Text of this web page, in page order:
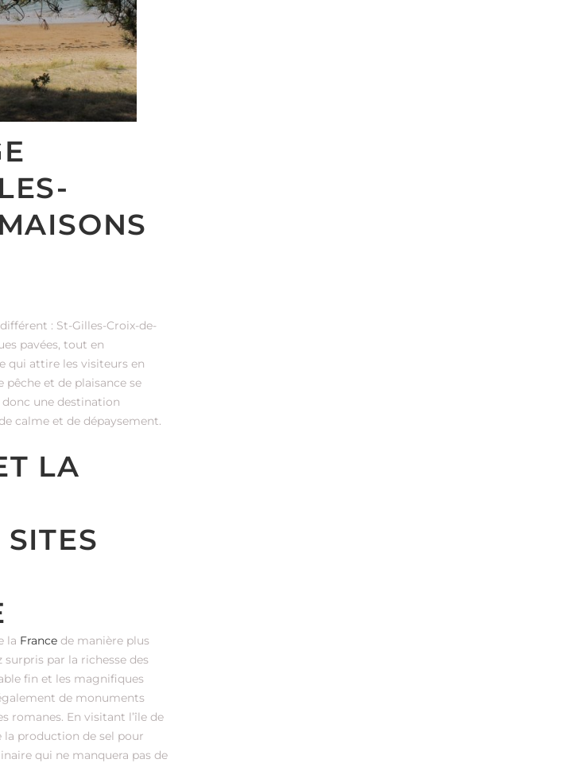
: St-Gilles-Croix-de-
pavées, tout en
qui attire les visiteurs en
pêche et de plaisance se
une destination
calme et de dépaysement.
LA
la Francede manière plus
par la richesse des
fin et les magnifiques
de monuments
romanes. En visitant l’île de
la production de sel pour
qui ne manquera pas de